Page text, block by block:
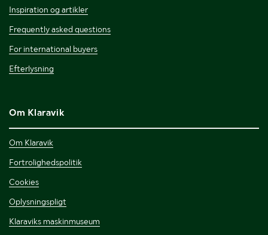
Inspiration og artikler
Frequently asked questions
For international buyers
Efterlysning
Om Klaravik
Om Klaravik
Fortrolighedspolitik
Cookies
Oplysningspligt
Klaraviks maskinmuseum